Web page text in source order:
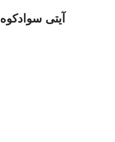
آیتی سوادکوه